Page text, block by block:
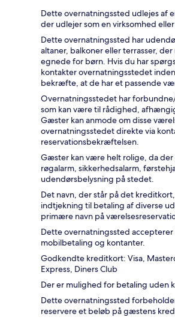
Dette overnatningssted udlejes af
der udlejer som en virksomhed
Dette overnatningssted har
altaner, balkoner eller terrasser,
egnede for børn. Hvis du har
kontakter overnatningsstedet
bekræfte, at de har et passende
Overnatningsstedet har
som kan være til rådighed,
Gæster kan anmode om disse
overnatningsstedet direkte via
reservationsbekræftelsen.
Gæster kan være helt rolige, da der
røgalarm, sikkerhedsalarm,
udendørsbelysning på stedet.
Det navn, der står på det
indtjekning til betaling af diverse
primære navn på
Dette overnatningssted
mobilbetaling og kontanter.
Godkendte kreditkort: Visa,
Express, Diners Club
Der er mulighed for betaling uden
Dette overnatningssted
reservere et beløb på gæstens